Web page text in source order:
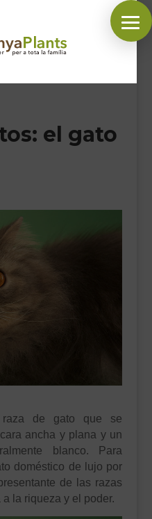
EN:
el gato
de gato que se
ancha y plana y un
blanco. Para
doméstico de lujo por
de las razas
la riqueza y el poder.